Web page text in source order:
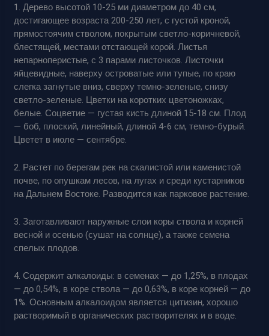
1. Дерево высотой 10-25 ми диаметром до 40 см,
достигающее возраста 200-250 лет, с густой кроной,
прямостоячим стволом, покрытым светло-коричневой,
блестящей, местами отстающей корой. Листья
непарноперистые, с 3 парами листочков. Листочки
яйцевидные, наверху островатые или тупые, по краю
слегка загнутые вниз, сверху темно-зеленые, снизу
светло-зеленые. Цветки на коротких цветоножках,
белые. Соцветие — густая кисть длиной 15-18 см. Плод
— боб, плоский, линейный, длиной 4-6 см, темно-бурый.
Цветет в июле — сентябре.
2. Растет по берегам рек на скалистой или каменистой
почве, по опушкам лесов, на лугах и среди кустарников
на Дальнем Востоке. Разводится как парковое растение.
3. Заготавливают наружные слои коры ствола и корней
весной и осенью (сушат на солнце), а также семена
спелых плодов.
4. Содержит алкалоиды: в семенах — до 1,25%, в плодах
— до 0,54%, в коре ствола — до 0,63%, в коре корней — до
1%. Основным алкалоидом является цитизин, хорошо
растворимый в органических растворителях и в воде.